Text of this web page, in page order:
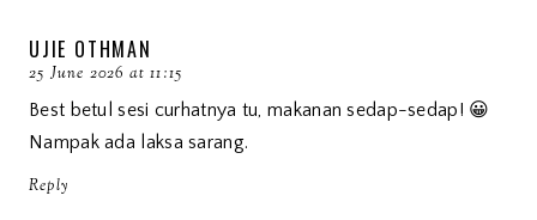
UJIE OTHMAN
25 June 2026 at 11:15
Best betul sesi curhatnya tu, makanan sedap-sedap! 😀
Nampak ada laksa sarang.
Reply